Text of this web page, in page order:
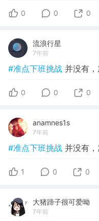
0 0 0
流浪行星
7年前
#准点下班挑战 并没有，
0 0 0
anamnes1s
7年前
#准点下班挑战 并没有
1 0 0
大猪蹄子很可爱呦
7年前